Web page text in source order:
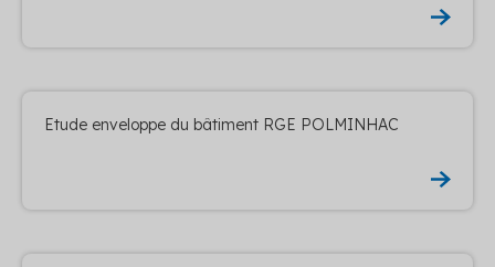
Etude enveloppe du bâtiment RGE POLMINHAC